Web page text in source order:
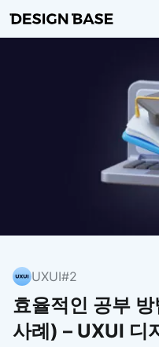
UXUI#2
효율적인 공부
사례) – UXUI 디